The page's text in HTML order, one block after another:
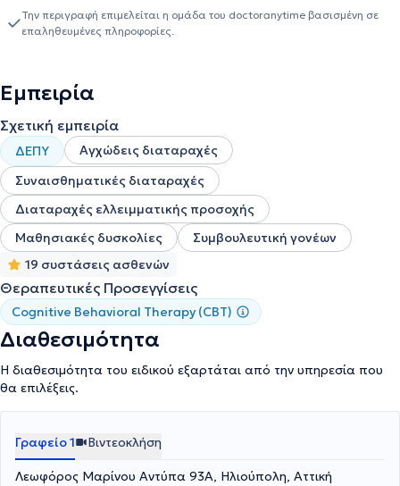
τμήματος Ψυχολογίας του IST College, το οποίο συνεργάζεται με
το Swansea University, συμβάλλοντας ενεργά στην ανάπτυξη νέων
Θεραπεία, μέσω του Διεθνούς Κέντρου Ψυχοθεραπείας "ΑΛΥΠΙΑ",
που φέρει αναγνώριση από τον βρετανικό οργανισμό ACCPH
(accredited psychotherapists – level 7). Επιπλέον, έχει λάβει
πιστοποιημένη εκπαίδευση στη χρήση του ψυχομετρικού
εργαλείου MMPI-2, μέσω της ISON Psychometrica. Στο πεδίο της
κλινικής πράξης, ο κ. Θελούρας έχει σημαντική εμπειρία τόσο με
ενήλικες όσο και με παιδιά και εφήβους. Αντιμετωπίζει ποικίλες
ψυχοπαθολογικές δυσκολίες, με κύρια εστίαση σε καταστάσεις
άγχους και θλίψης, ενώ εργάζεται παράλληλα σε ιδιωτικές δομές
με παιδιά και εφήβους που παρουσιάζουν αναπτυξιακές
διαταραχές, ΔΕΠΥ και άλλες συμπεριφορικές δυσκολίες. Η
επιστημονική του κατάρτιση, η επαγγελματική του εμπειρία και η
συνεχής επιμόρφωση τον καθιστούν έναν ολοκληρωμένο
επαγγελματία στον χώρο της ψυχικής υγείας.
Την περιγραφή επιμελείται η ομάδα του doctoranytime βασισμένη σε
επαληθευμένες πληροφορίες.
Εμπειρία
Σχετική εμπειρία
ΔΕΠΥ
Αγχώδεις διαταραχές
Συναισθηματικές διαταραχές
Διαταραχές ελλειμματικής προσοχής
Μαθησιακές δυσκολίες
Συμβουλευτική γονέων
19 συστάσεις ασθενών
Θεραπευτικές Προσεγγίσεις
Cognitive Behavioral Therapy (CBT)
Διαθεσιμότητα
Η διαθεσιμότητα του ειδικού εξαρτάται από την υπηρεσία που
θα επιλέξεις.
Γραφείο 1 Βιντεοκλήση
Λεωφόρος Μαρίνου Αντύπα 93Α, Ηλιούπολη, Αττική